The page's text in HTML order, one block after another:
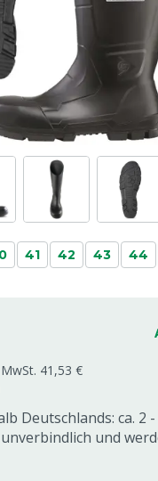
41 42 43 44
41,53 €
Deutschlands: ca. 2
und